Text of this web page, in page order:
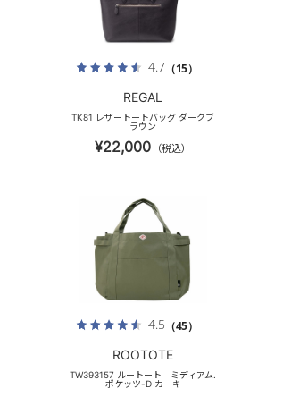
4.7（15）
REGAL
TK81 レザートートバッグ ダークブ
ラウン
¥22,000 （税込）
4.5 （45）
ROOTOTE
TW393157 ルートート ミディアム.
ポケッツ-D カーキ